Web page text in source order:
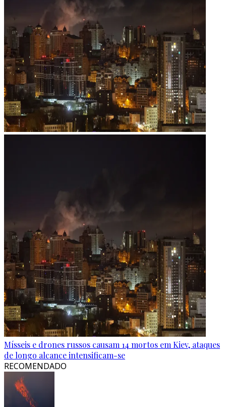
Mísseis e drones russos causam 14 mortos em Kiev, ataques
de longo alcance intensificam-se
RECOMENDADO